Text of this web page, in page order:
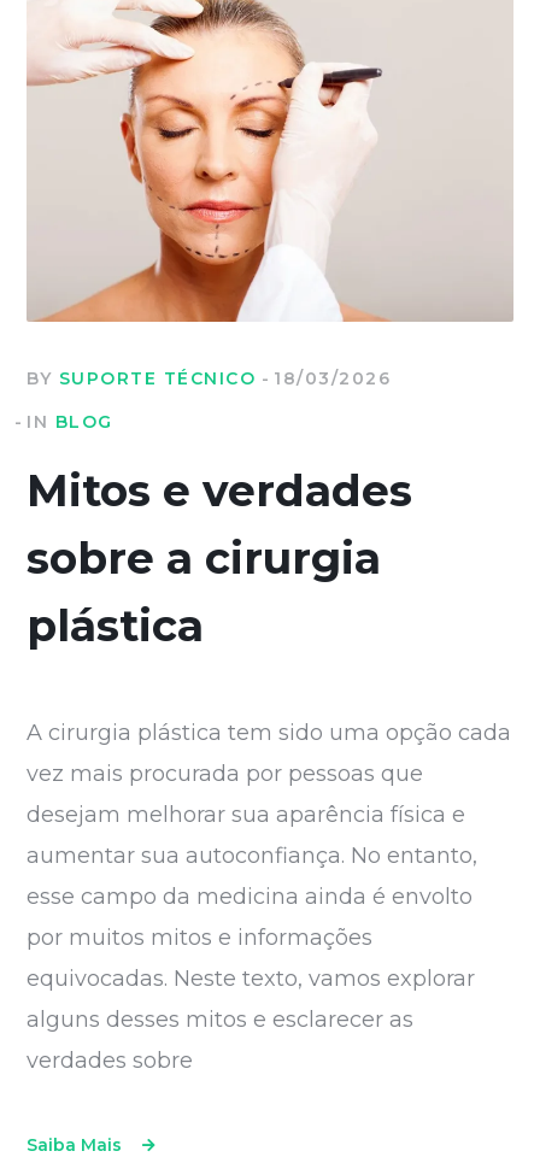
BY SUPORTE TÉCNICO
18/03/2026
IN BLOG
Mitos e verdades
sobre a cirurgia
plástica
A cirurgia plástica tem sido uma opção cada
vez mais procurada por pessoas que
desejam melhorar sua aparência física e
aumentar sua autoconfiança. No entanto,
esse campo da medicina ainda é envolto
por muitos mitos e informações
equivocadas. Neste texto, vamos explorar
alguns desses mitos e esclarecer as
verdades sobre
Saiba Mais